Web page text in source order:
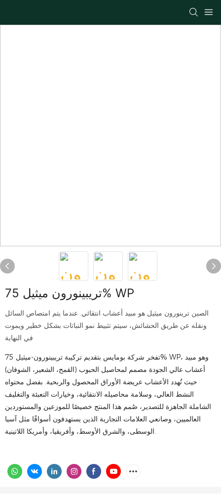
تريبينورون ميثيل 75% WP
الصين ترينورون ميثيل هو مبيد أعشاب انتقائي. عندما يتم امتصاص السائل
ونقله عن طريق الحشائش، سيتم تثبيط نمو النباتات بشكل خطير ويموت
في النهاية
تفخر شركة بومايس بتقديم تركيبة تريبينورون-ميثيل 75% WP، وهو مبيد
أعشاب عالي الجودة مصمم لمحاصيل الحبوب (القمح، الشعير، الشوفان)
حيث تُهدد الأعشاب عريضة الأوراق المحصول والربحية. بفضل محتواه
النشط العالي، وسلامة محاصيله الانتقائية، وخيارات التعبئة والتغليف
الشاملة الجاهزة للتصدير، صُمم هذا المنتج خصيصًا للموزعين والمستوردين
العالميين، وصانعي العلامات التجارية الذين يستهدفون أسواقًا مثل آسيا
الوسطى، والشرق الأوسط، وأفريقيا، وأمريكا اللاتينية.